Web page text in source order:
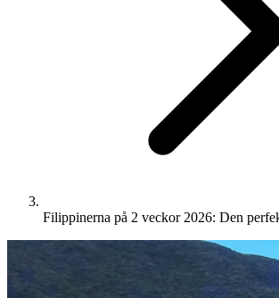
Filippinerna på 2 veckor 2026: Den